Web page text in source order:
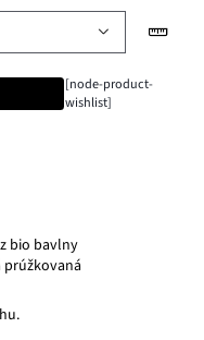
[node-product-
wishlist]
bio bavlny